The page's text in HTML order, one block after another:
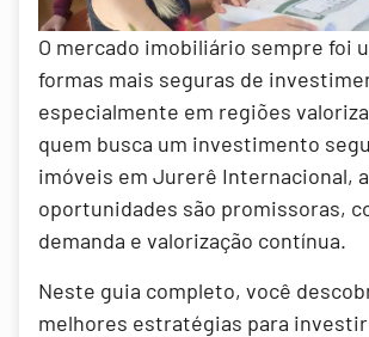
O mercado imobiliário sempre foi
formas mais seguras de
especialmente em regiões
quem busca um investimento
imóveis em Jurerê Internacional,
oportunidades são promissoras,
demanda e valorização contínua.
Neste guia completo, você
melhores estratégias para